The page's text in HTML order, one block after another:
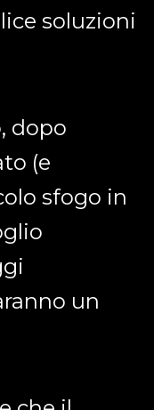
soluzioni
dopo
(e
sfogo in
un